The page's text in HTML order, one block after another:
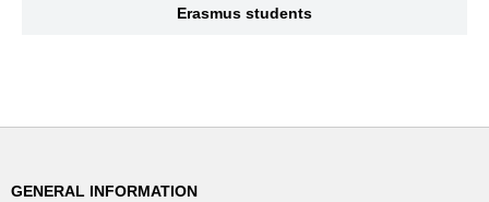
Erasmus students
GENERAL INFORMATION